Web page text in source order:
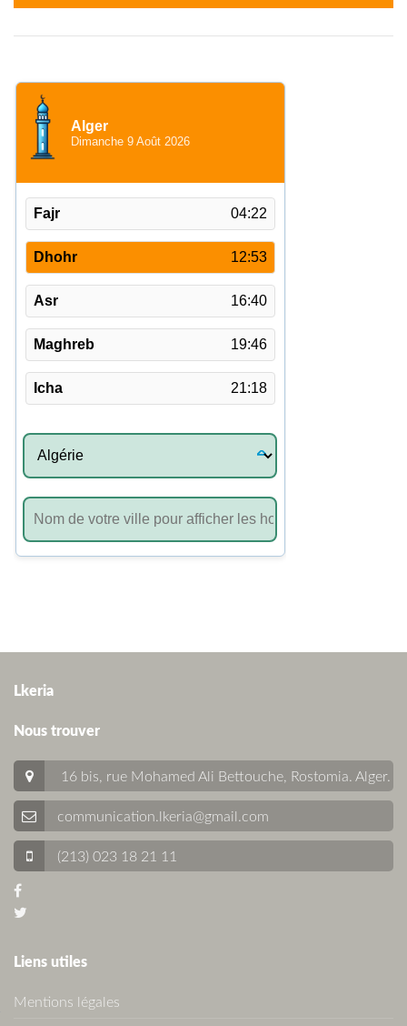
Lkeria
Nous trouver
16 bis, rue Mohamed Ali Bettouche, Rostomia. Alger.
communication.lkeria@gmail.com
(213) 023 18 21 11
Liens utiles
Mentions légales